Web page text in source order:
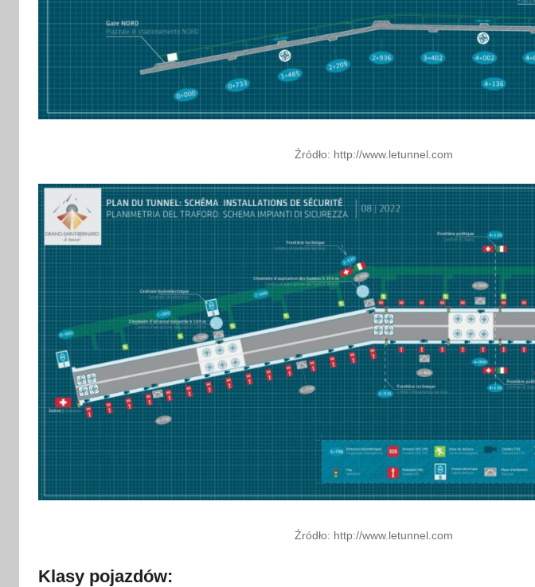
Źródło: http://www.letunnel.com
Źródło: http://www.letunnel.com
Klasy pojazdów: